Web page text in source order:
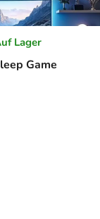
Game
Lager